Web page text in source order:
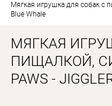
НАШЕ
Мягкая игрушка для собак с
Blue Whale
МЯГКАЯ
ПИЩАЛКОЙ,
PAWS -